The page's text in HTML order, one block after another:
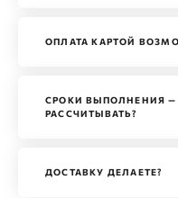
ОПЛАТА КАРТОЙ
СРОКИ ВЫПОЛНЕНИЯ —
РАССЧИТЫВАТЬ?
ДОСТАВКУ ДЕЛАЕТЕ?